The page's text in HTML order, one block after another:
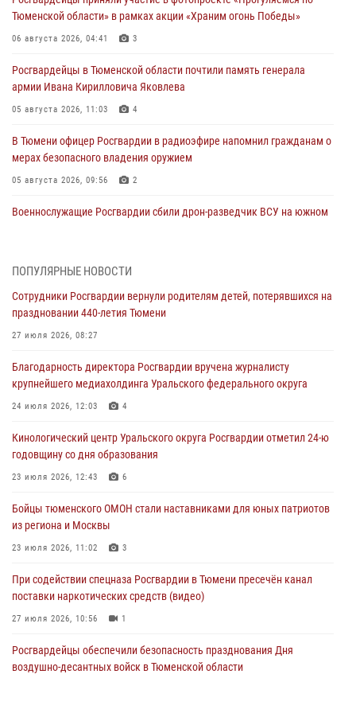
Тюменской области» в рамках акции «Храним огонь Победы»
06 августа 2026, 04:41 3
Росгвардейцы в Тюменской области почтили память генерала
армии Ивана Кирилловича Яковлева
05 августа 2026, 11:03 4
В Тюмени офицер Росгвардии в радиоэфире напомнил гражданам о
мерах безопасного владения оружием
05 августа 2026, 09:56 2
Военнослужащие Росгвардии сбили дрон-разведчик ВСУ на южном
масштабных спортивных событий на Урале
05 августа 2026, 05:22
виновника ДТП
05 августа 2026, 05:15
труженицу тыла из Тюмени
04 августа 2026, 11:07
условиях в Тюменской области (видео)
04 августа 2026, 06:28
ПОПУЛЯРНЫЕ НОВОСТИ
Сотрудники Росгвардии вернули родителям детей, потерявшихся на
праздновании 440-летия Тюмени
27 июля 2026, 08:27
Благодарность директора Росгвардии вручена журналисту
крупнейшего медиахолдинга Уральского федерального округа
24 июля 2026, 12:03 4
Кинологический центр Уральского округа Росгвардии отметил 24-ю
годовщину со дня образования
23 июля 2026, 12:43 6
Бойцы тюменского ОМОН стали наставниками для юных патриотов
из региона и Москвы
23 июля 2026, 11:02 3
При содействии спецназа Росгвардии в Тюмени пресечён канал
поставки наркотических средств (видео)
27 июля 2026, 10:56 1
Росгвардейцы обеспечили безопасность празднования Дня
воздушно-десантных войск в Тюменской области